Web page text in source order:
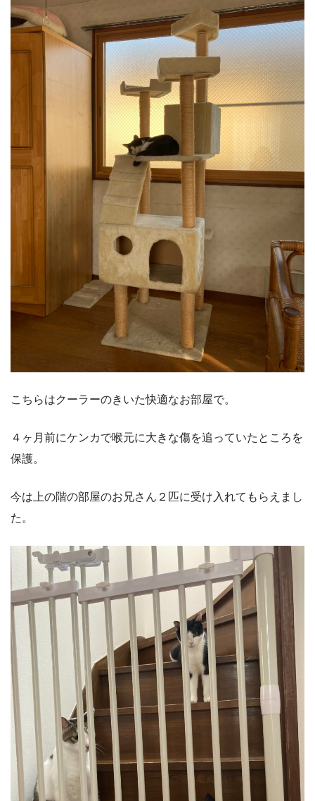
こちらはクーラーのきいた快適なお部屋で。
４ヶ月前にケンカで喉元に大きな傷を追っていたところを
保護。
今は上の階の部屋のお兄さん２匹に受け入れてもらえまし
た。